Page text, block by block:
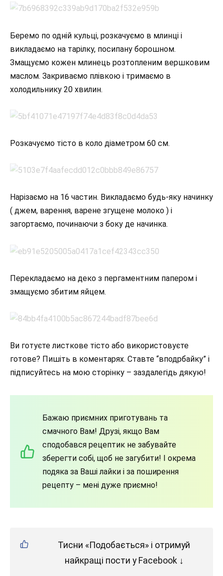
Беремо по одній кульці, розкачуємо в млинці і
викладаємо на тарілку, посипану борошном.
Змащуємо кожен млинець розтопленим вершковим
маслом. Закриваємо плівкою і тримаємо в
холодильнику 20 хвилин.
Розкачуємо тісто в коло діаметром 60 см.
Нарізаємо на 16 частин. Викладаємо будь-яку начинку
( джем, варення, варене згущене молоко ) і
загортаємо, починаючи з боку де начинка.
Перекладаємо на деко з пергаментним папером і
змащуємо збитим яйцем.
Ви готуєте листкове тісто або використовуєте
готове? Пишіть в коментарях. Ставте “вподрбайку” і
підписуйтесь на мою сторінку – заздалегідь дякую!
Бажаю приємних приготувань та
смачного Вам! Друзі, якщо Вам
сподобався рецептик не забувайте
зберегти собі, щоб не загубити! І окрема
подяка за Ваші лайки і за поширення
рецепту – мені дуже приємно!
Тисни «Подобається» і отримуй
найкращі пости у Facebook ↓